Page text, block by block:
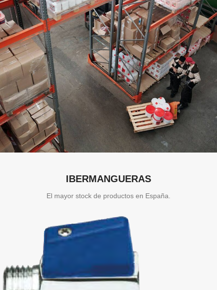
IBERMANGUERAS
El mayor stock de productos en España.